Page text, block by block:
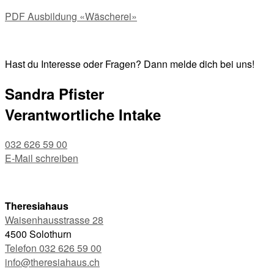
PDF Ausbildung «Wäscherei»
Hast du Interesse oder Fragen? Dann melde dich bei uns!
Sandra Pfister
Verantwortliche Intake
032 626 59 00
E-Mail schreiben
Theresiahaus
Waisenhausstrasse 28
4500 Solothurn
Telefon 032 626 59 00
info@theresiahaus.ch